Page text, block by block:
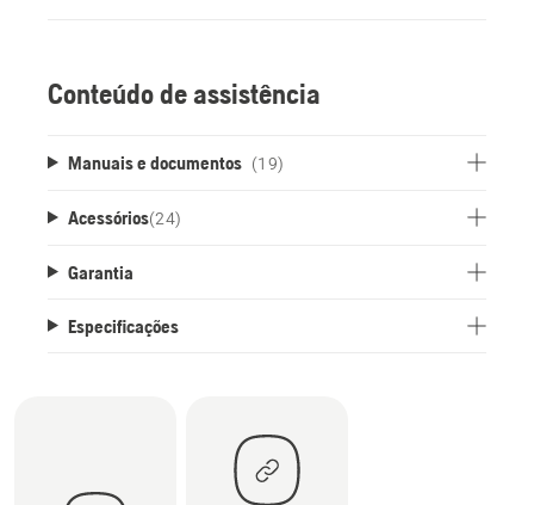
Conteúdo de assistência
Manuais e documentos (19)
Acessórios(24)
Garantia
Especificações